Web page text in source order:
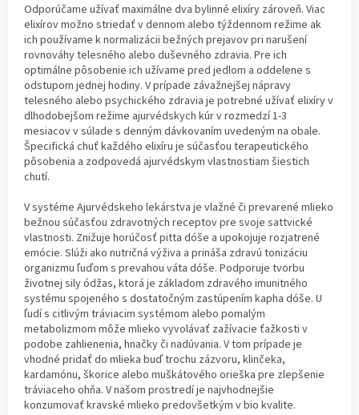
Odporúčame užívať maximálne dva bylinné elixíry zároveň. Viac
elixírov možno striedať v dennom alebo týždennom režime ak
ich používame k normalizácii bežných prejavov pri narušení
rovnováhy telesného alebo duševného zdravia. Pre ich
optimálne pôsobenie ich užívame pred jedlom a oddelene s
odstupom jednej hodiny. V prípade závažnejšej nápravy
telesného alebo psychického zdravia je potrebné užívať elixíry v
dlhodobejšom režime ajurvédskych kúr v rozmedzí 1-3
mesiacov v súlade s denným dávkovaním uvedeným na obale.
Špecifická chuť každého elixíru je súčasťou terapeutického
pôsobenia a zodpovedá ajurvédskym vlastnostiam šiestich
chutí.
V systéme Ajurvédskeho lekárstva je vlažné či prevarené mlieko
bežnou súčasťou zdravotných receptov pre svoje sattvické
vlastnosti. Znižuje horúčosť pitta dóše a upokojuje rozjatrené
emócie. Slúži ako nutričná výživa a prináša zdravú tonizáciu
organizmu ľuďom s prevahou váta dóše. Podporuje tvorbu
životnej sily ódžas, ktorá je základom zdravého imunitného
systému spojeného s dostatočným zastúpením kapha dóše. U
ľudí s citlivým tráviacim systémom alebo pomalým
metabolizmom môže mlieko vyvolávať zažívacie ťažkosti v
podobe zahlienenia, hnačky či nadúvania. V tom prípade je
vhodné pridať do mlieka buď trochu zázvoru, klinčeka,
kardamónu, škorice alebo muškátového orieška pre zlepšenie
tráviaceho ohňa. V našom prostredí je najvhodnejšie
konzumovať kravské mlieko predovšetkým v bio kvalite.